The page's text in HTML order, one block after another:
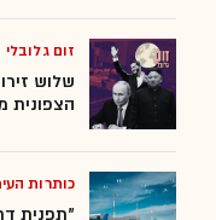
זום גלובלי
הצפונית
כותרות
"תפנית